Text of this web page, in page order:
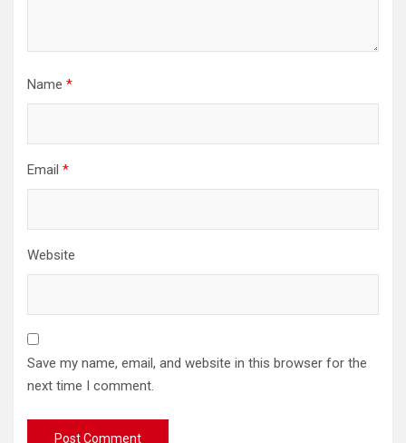
Name *
Email *
Website
Save my name, email, and website in this browser for the
next time I comment.